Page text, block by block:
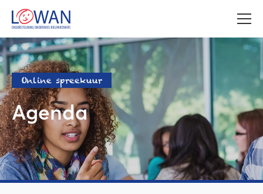
Online spreekuur
Agenda